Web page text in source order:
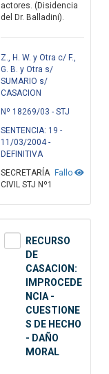
actores. (Disidencia
del Dr. Balladini).
Z., H. W. y Otra c/ F.,
G. B. y Otra s/
SUMARIO s/
CASACION
Nº 18269/03 - STJ
SENTENCIA: 19 -
11/03/2004 -
DEFINITIVA
Fallo
SECRETARÍA
CIVIL STJ Nº1
RECURSO
DE
CASACION:
IMPROCEDE
NCIA -
CUESTIONE
S DE HECHO
- DAÑO
MORAL